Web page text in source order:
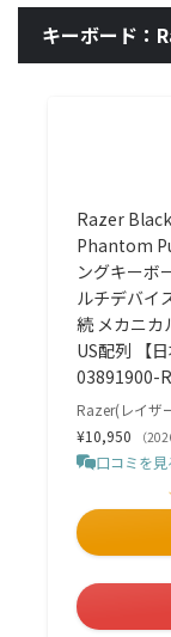
キーボード
Razer
Phantom
ングキーボ
ルチデバイ
続 メカニ
US配列 【
03891900-
Razer(レイザ
¥10,950
（
口コミを見